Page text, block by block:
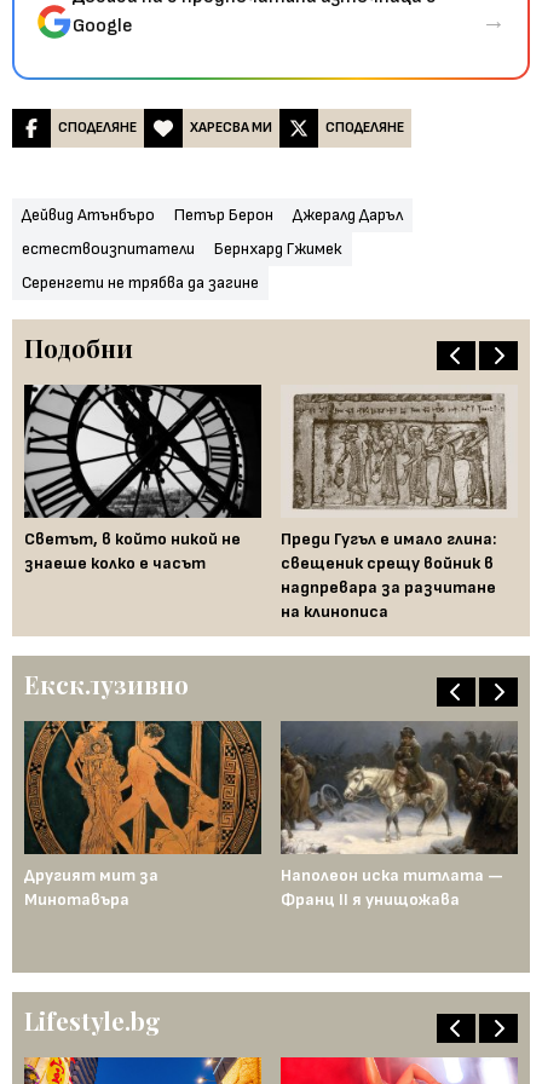
Google
→
СПОДЕЛЯНЕ ХАРЕСВА МИ СПОДЕЛЯНЕ
Дейвид Атънбъро Петър Берон
Джералд Даръл
естествоизпитатели
Бернхард Гжимек
Серенгети не трябва да загине
Подобни
Светът, в който никой не
знаеше колко е часът
Преди Гугъл е имало глина:
свещеник срещу войник в
надпревара за разчитане
на клинописа
Ексклузивно
Другият мит за
Минотавъра
Наполеон иска титлата —
Франц II я унищожава
Lifestyle.bg